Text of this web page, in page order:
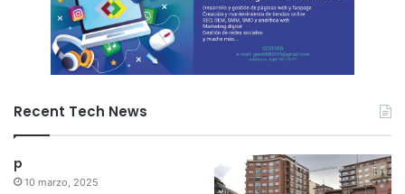
Recent Tech News
p
10 marzo, 2025